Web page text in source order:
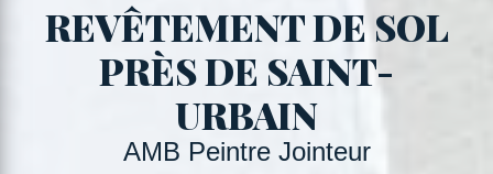
REVÊTEMENT DE SOL
PRÈS DE SAINT-
URBAIN
AMB Peintre Jointeur